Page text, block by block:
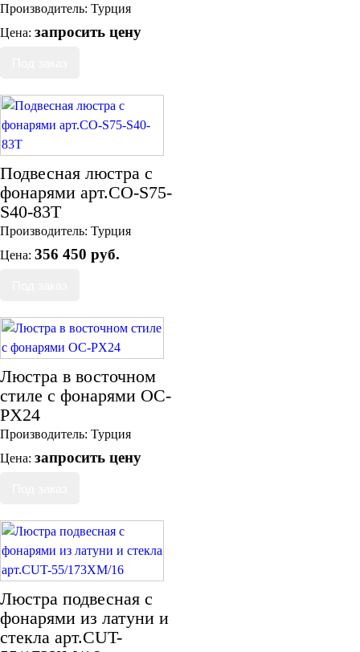
Производитель: Турция
Цена: запросить цену
Подвесная люстра с
фонарями арт.CO-S75-
S40-83T
Производитель: Турция
Цена: 356 450 руб.
Люстра в восточном
стиле с фонарями OC-
PX24
Производитель: Турция
Цена: запросить цену
Люстра подвесная с
фонарями из латуни и
стекла арт.CUT-